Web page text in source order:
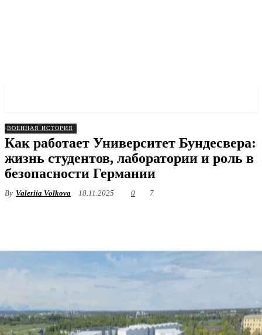
ВОЕННАЯ ИСТОРИЯ
Как работает Университет Бундесвера:
жизнь студентов, лаборатории и роль в
безопасности Германии
By Valeriia Volkova 18.11.2025 0 7